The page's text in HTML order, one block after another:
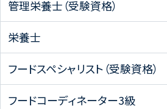
管理栄養士（受験資格）
栄養士
フードスペシャリスト（受験資格）
フードコーディネーター3級